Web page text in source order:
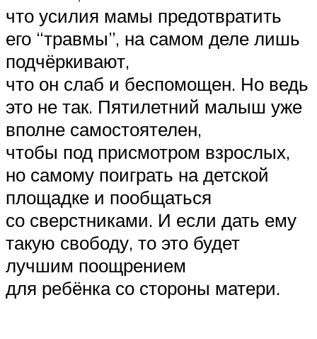
что усилия мамы предотвратить
его “травмы”, на самом деле лишь
подчёркивают,
что он слаб и беспомощен. Но ведь
это не так. Пятилетний малыш уже
вполне самостоятелен,
чтобы под присмотром взрослых,
но самому поиграть на детской
площадке и пообщаться
со сверстниками. И если дать ему
такую свободу, то это будет
лучшим поощрением
для ребёнка со стороны матери.